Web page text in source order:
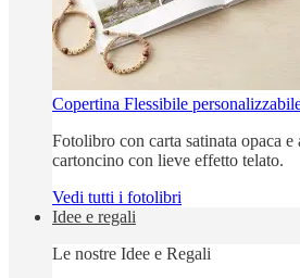
Copertina Flessibile
Fotolibro con carta satinata opaca
cartoncino con lieve effetto telato.
Vedi tutti i fotolibri
Idee e regali
Le nostre Idee e Regali